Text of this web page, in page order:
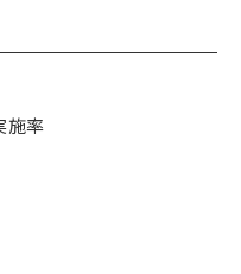
施率